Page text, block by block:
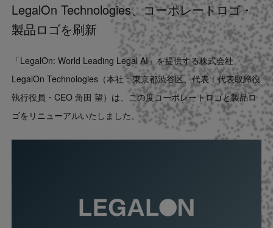
News
LegalOn Now
Contact
LegalOn Technologies、コーポレートロゴ・
製品ロゴを刷新
「LegalOn: World Leading Legal AI」を提供する株式会社
LegalOn Technologies（本社：東京都渋谷区、代表：代表取締役
執行役員・CEO 角田 望）は、この度コーポレートロゴと製品ロ
ゴをリニューアルいたしました。